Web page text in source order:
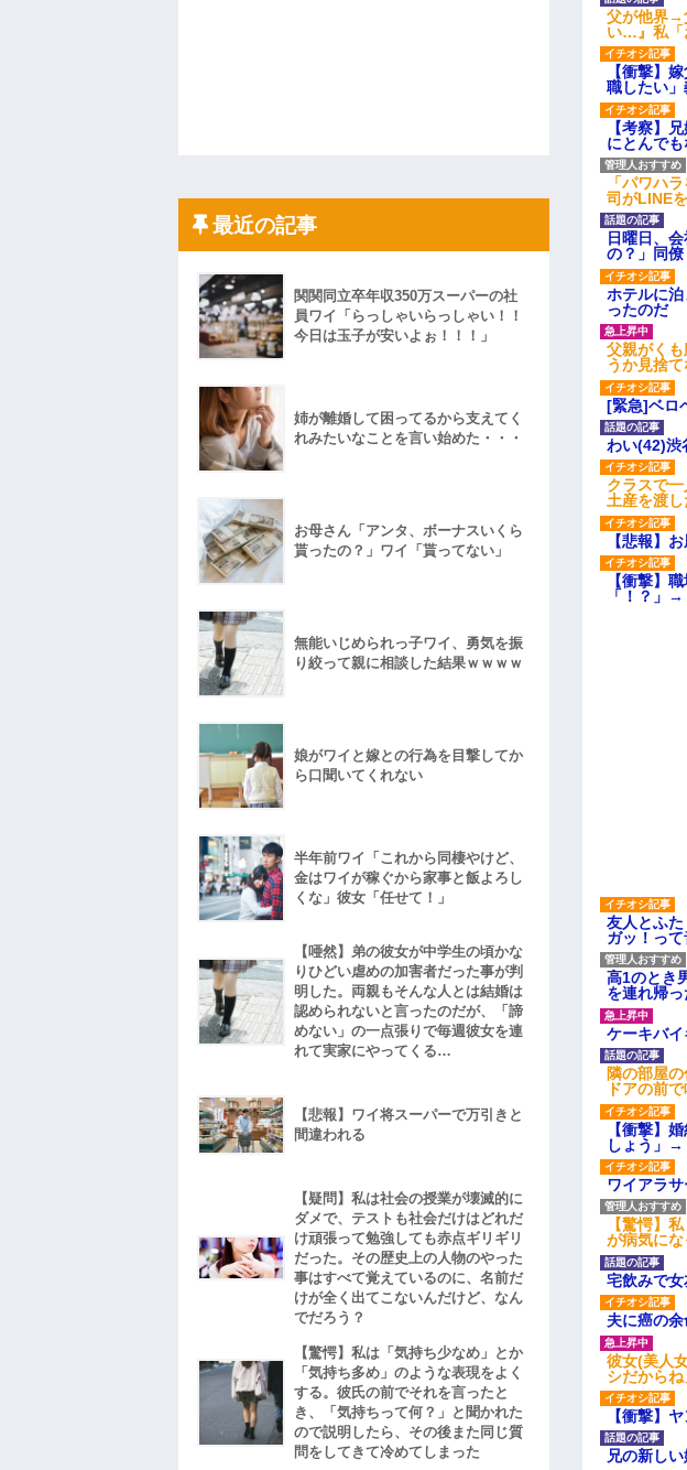
父が他界→
い…』私「
【衝撃】
職したい」
【考察】
にとんで
「パワハ
司がLINE
日曜日、
の？」同
ホテルに
ったのだ
父親がく
うか見捨
[緊急]ベロ
わい(42)渋
クラスで
土産を渡
【悲報】
【衝撃】
「！？」
友人とふ
ガッ！っ
高1のとき
を連れ帰
ケーキバイ
隣の部屋
ドアの前
【衝撃】
しょう」→
ワイアラ
【驚愕】
が病気に
宅飲みで女
夫に癌の
彼女(美人
シだから
【衝撃】
兄の新し
最近の記事
関関同立卒年収350万スーパーの社
員ワイ「らっしゃいらっしゃい！！
今日は玉子が安いよぉ！！！」
姉が離婚して困ってるから支えてく
れみたいなことを言い始めた・・・
お母さん「アンタ、ボーナスいくら
貰ったの？」ワイ「貰ってない」
無能いじめられっ子ワイ、勇気を振
り絞って親に相談した結果ｗｗｗｗ
娘がワイと嫁との行為を目撃してか
ら口聞いてくれない
半年前ワイ「これから同棲やけど、
金はワイが稼ぐから家事と飯よろし
くな」彼女「任せて！」
【唖然】弟の彼女が中学生の頃かな
りひどい虐めの加害者だった事が判
明した。両親もそんな人とは結婚は
認められないと言ったのだが、「諦
めない」の一点張りで毎週彼女を連
れて実家にやってくる…
【悲報】ワイ将スーパーで万引きと
間違われる
【疑問】私は社会の授業が壊滅的に
ダメで、テストも社会だけはどれだ
け頑張って勉強しても赤点ギリギリ
だった。その歴史上の人物のやった
事はすべて覚えているのに、名前だ
けが全く出てこないんだけど、なん
でだろう？
【驚愕】私は「気持ち少なめ」とか
「気持ち多め」のような表現をよく
する。彼氏の前でそれを言ったと
き、「気持ちって何？」と聞かれた
ので説明したら、その後また同じ質
問をしてきて冷めてしまった